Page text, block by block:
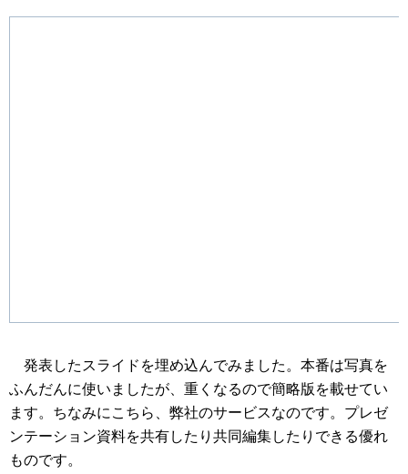
発表したスライドを埋め込んでみました。本番は写真を
ふんだんに使いましたが、重くなるので簡略版を載せてい
ます。ちなみにこちら、弊社のサービスなのです。プレゼ
ンテーション資料を共有したり共同編集したりできる優れ
ものです。